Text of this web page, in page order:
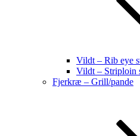
Vildt – Rib eye
Vildt – Striploin
Fjerkræ – Grill/pande